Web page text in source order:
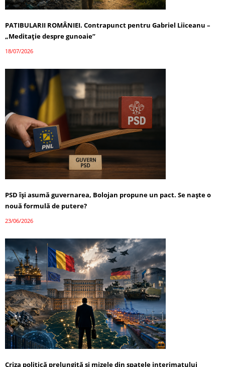
PATIBULARII ROMÂNIEI. Contrapunct pentru Gabriel Liiceanu –
„Meditație despre gunoaie”
18/07/2026
PSD își asumă guvernarea, Bolojan propune un pact. Se naște o
nouă formulă de putere?
23/06/2026
Criza politică prelungită și mizele din spatele interimatului